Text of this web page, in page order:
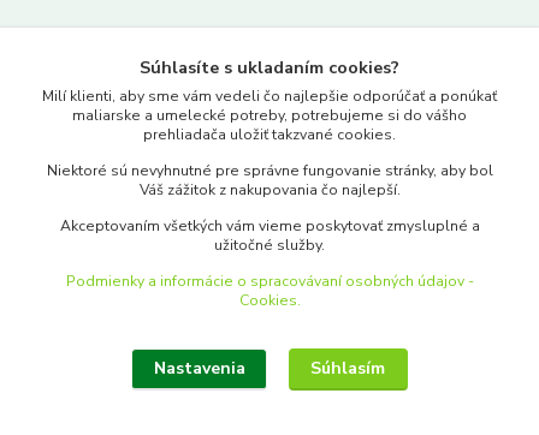
www.merkantil.sk
Pondelok-Piatok: 9.00-17.00hod.
objednavky@merkantil-obchod.sk
Upraviť zber cookies.
Súhlasíte s ukladaním cookies?
Milí klienti, aby sme vám vedeli čo najlepšie odporúčať a ponúkať
maliarske a umelecké potreby, potrebujeme si do vášho
prehliadača uložiť takzvané cookies.
Niektoré sú nevyhnutné pre správne fungovanie stránky, aby bol
Váš zážitok z nakupovania čo najlepší.
Akceptovaním všetkých vám vieme poskytovať zmysluplné a
užitočné služby.
Podmienky a informácie o spracovávaní osobných údajov -
Cookies.
Nastavenia Súhlasím